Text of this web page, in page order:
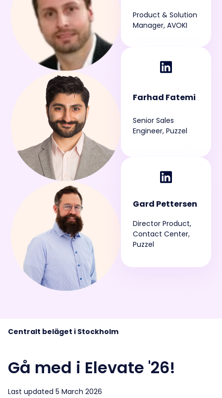
Product & Solution
Manager, AVOKI
Farhad Fatemi
Senior Sales
Engineer, Puzzel
Gard Pettersen
Director Product,
Contact Center,
Puzzel
Centralt beläget i Stockholm
Gå med i Elevate '26!
Last updated 5 March 2026